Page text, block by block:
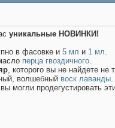
уникальные НОВИНКИ!
в фасовке и 5 мл и 1 мл.
перца гвоздичного.
, которого вы не найдете не
волшебный воск лаванды.
могли продегустировать